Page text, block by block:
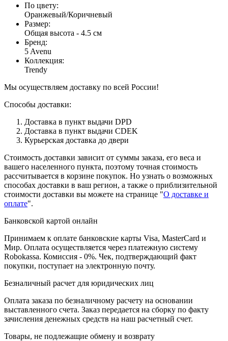
По цвету:
Оранжевый/Коричневый
Размер:
Общая высота - 4.5 см
Бренд:
5 Avenu
Коллекция:
Trendy
Мы осуществляем доставку по всей России!
Способы доставки:
Доставка в пункт выдачи DPD
Доставка в пункт выдачи CDEK
Курьерская доставка до двери
Стоимость доставки зависит от суммы заказа, его веса и
вашего населенного пункта, поэтому точная стоимость
рассчитывается в корзине покупок. Но узнать о возможных
способах доставки в ваш регион, а также о приблизительной
стоимости доставки вы можете на странице "О доставке и
оплате".
Банковской картой онлайн
Принимаем к оплате банковские карты Visa, MasterCard и
Мир. Оплата осуществляется через платежную систему
Robokassa. Комиссия - 0%. Чек, подтверждающий факт
покупки, поступает на электронную почту.
Безналичный расчет для юридических лиц
Оплата заказа по безналичному расчету на основании
выставленного счета. Заказ передается на сборку по факту
зачисления денежных средств на наш расчетный счет.
Товары, не подлежащие обмену и возврату